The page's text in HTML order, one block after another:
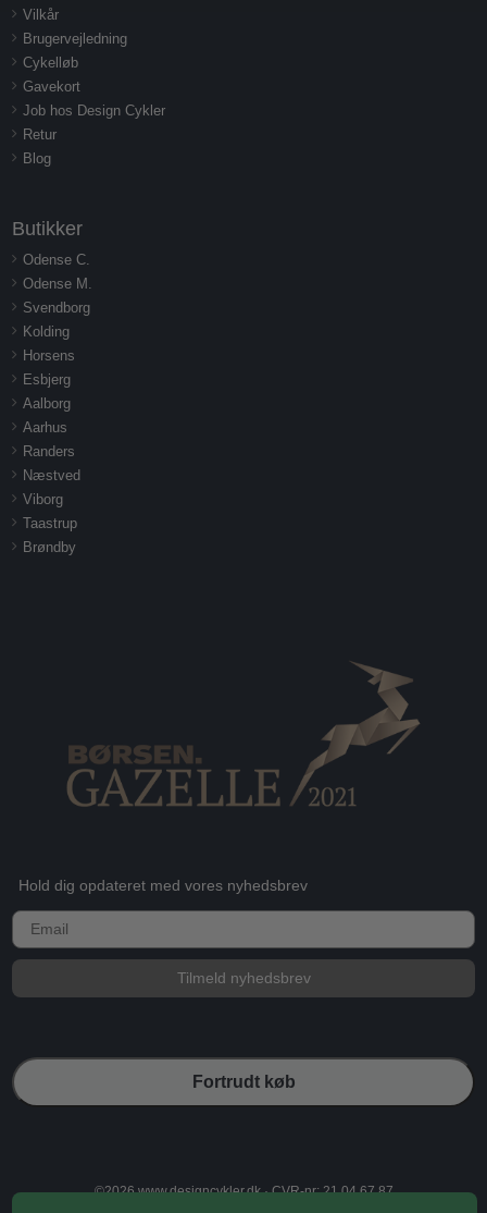
Vilkår
Brugervejledning
Cykelløb
Gavekort
Job hos Design Cykler
Retur
Blog
Butikker
Odense C.
Odense M.
Svendborg
Kolding
Horsens
Esbjerg
Aalborg
Aarhus
Randers
Næstved
Viborg
Taastrup
Brøndby
Hold dig opdateret med vores nyhedsbrev
E-mail
Tilmeld nyhedsbrev
Fortrudt køb
©2026 www.designcykler.dk · CVR-nr: 21 04 67 87